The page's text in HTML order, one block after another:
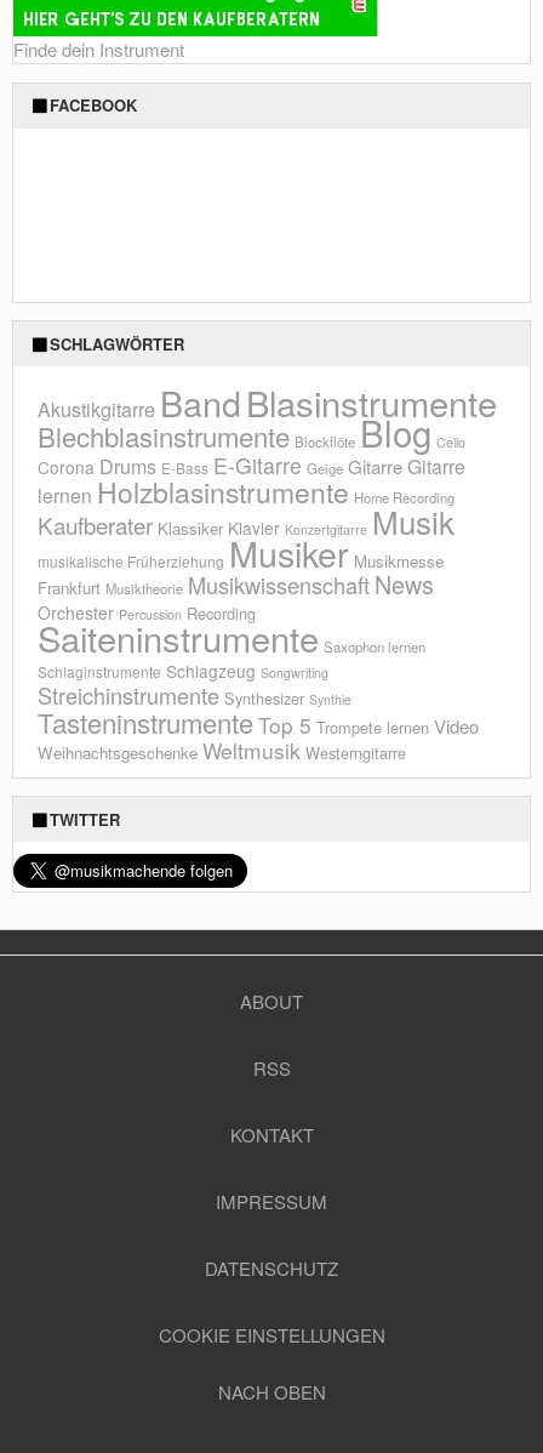
Finde dein Instrument
FACEBOOK
SCHLAGWÖRTER
Akustikgitarre BandBlasinstrumente
Blechblasinstrumente Blockflöte Blog Cello
Corona Drums E-Bass E-Gitarre Geige GitarreGitarre
lernen Holzblasinstrumente Home Recording
Kaufberater Klassiker Klavier Konzertgitarre Musik
musikalische Früherziehung Musiker Musikmesse
Frankfurt Musiktheorie MusikwissenschaftNews
Orchester Percussion Recording
Saiteninstrumente Saxophon lernen
Schlaginstrumente Schlagzeug Songwriting
Streichinstrumente Synthesizer Synthie
TasteninstrumenteTop 5 Trompete lernen Video
Weihnachtsgeschenke Weltmusik Westerngitarre
TWITTER
ABOUT
RSS
KONTAKT
IMPRESSUM
DATENSCHUTZ
COOKIE EINSTELLUNGEN
NACH OBEN